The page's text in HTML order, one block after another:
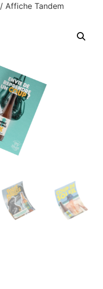
/ Affiche Tandem